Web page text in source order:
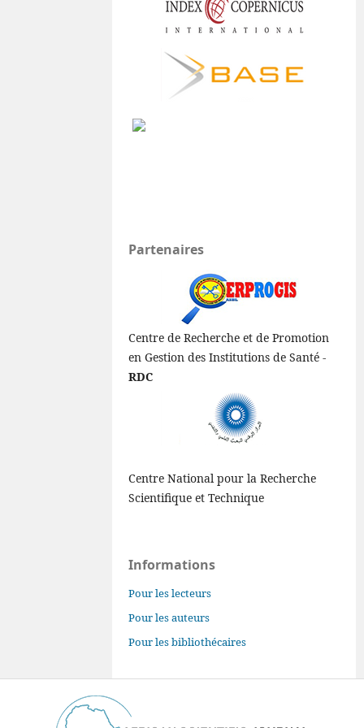
Partenaires
Centre de Recherche et de Promotion
en Gestion des Institutions de Santé -
RDC
Centre National pour la Recherche
Scientifique et Technique
Informations
Pour les lecteurs
Pour les auteurs
Pour les bibliothécaires